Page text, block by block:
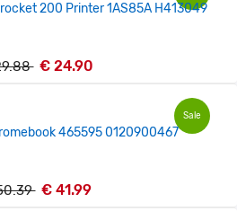
200 Printer 1AS85A H413049
€ 24.90
Sale
465595 0120900467
€ 41.99